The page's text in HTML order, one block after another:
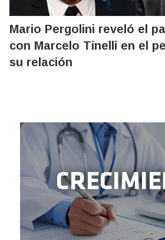
Mario Pergolini reveló el
con Marcelo Tinelli en el
su relación